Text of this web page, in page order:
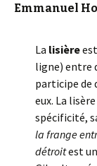
Emmanuel
La lisière
ligne) entre
participe de
eux. La
spécificité,
la frange
détroitest